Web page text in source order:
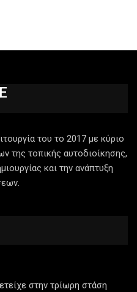
του το 2017 με κύριο
της τοπικής αυτοδιοίκησης,
και την ανάπτυξη
στην τρίωρη στάση